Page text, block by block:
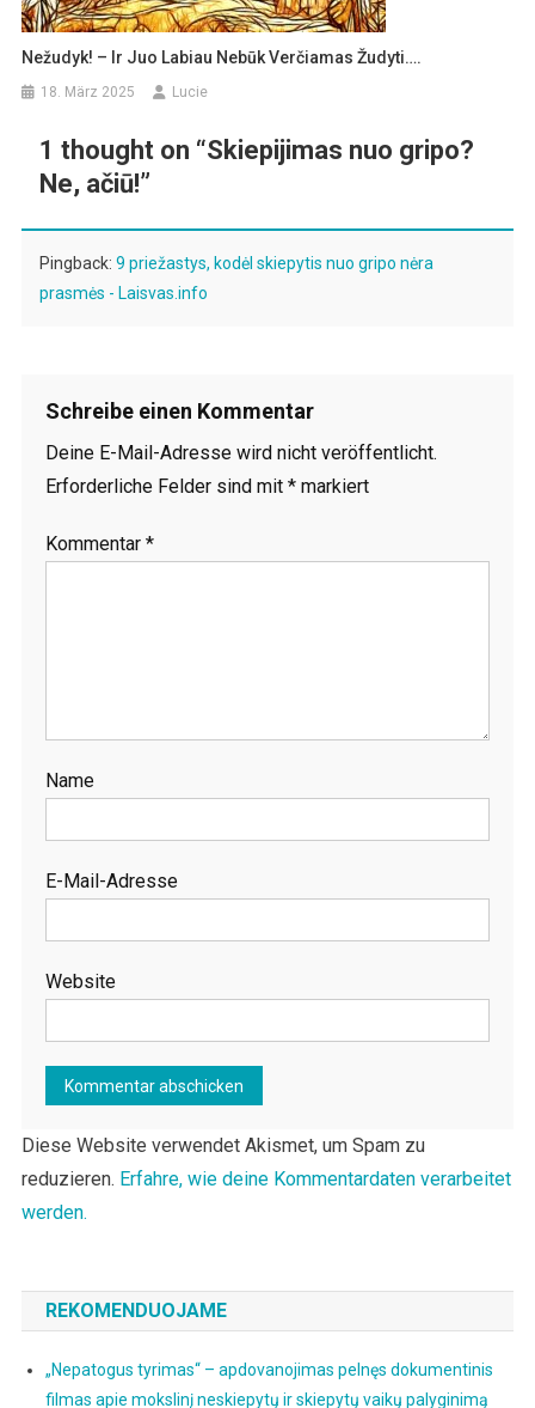
Nežudyk! – Ir Juo Labiau Nebūk Verčiamas Žudyti….
18. März 2025 Lucie
1 thought on “Skiepijimas nuo gripo?
Ne, ačiū!”
Pingback: 9 priežastys, kodėl skiepytis nuo gripo nėra
prasmės - Laisvas.info
Schreibe einen Kommentar
Deine E-Mail-Adresse wird nicht veröffentlicht.
Erforderliche Felder sind mit *markiert
Kommentar *
Name
E-Mail-Adresse
Website
Diese Website verwendet Akismet, um Spam zu
reduzieren. Erfahre, wie deine Kommentardaten verarbeitet
werden.
REKOMENDUOJAME
„Nepatogus tyrimas“ – apdovanojimas pelnęs dokumentinis
filmas apie mokslinį neskiepytų ir skiepytų vaikų palyginimą